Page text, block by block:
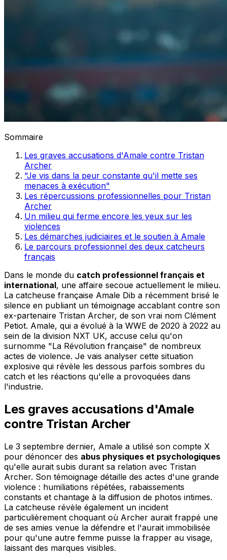
Sommaire
Les graves accusations d'Amale contre Tristan
Archer
"Je vis dans la peur constante qu'il mette ses
menaces à exécution"
Les répercussions professionnelles pour Tristan
Archer
Un milieu qui ferme encore les yeux sur les
violences
Les démarches judiciaires et le soutien à Amale
Le parcours professionnel des deux catcheurs
français
Dans le monde du catch professionnel français et
international, une affaire secoue actuellement le milieu.
La catcheuse française Amale Dib a récemment brisé le
silence en publiant un témoignage accablant contre son
ex-partenaire Tristan Archer, de son vrai nom Clément
Petiot. Amale, qui a évolué à la WWE de 2020 à 2022 au
sein de la division NXT UK, accuse celui qu'on
surnomme "La Révolution française" de nombreux
actes de violence. Je vais analyser cette situation
explosive qui révèle les dessous parfois sombres du
catch et les réactions qu'elle a provoquées dans
l'industrie.
Les graves accusations d'Amale
contre Tristan Archer
Le 3 septembre dernier, Amale a utilisé son compte X
pour dénoncer des abus physiques et psychologiques
qu'elle aurait subis durant sa relation avec Tristan
Archer. Son témoignage détaille des actes d'une grande
violence : humiliations répétées, rabaissements
constants et chantage à la diffusion de photos intimes.
La catcheuse révèle également un incident
particulièrement choquant où Archer aurait frappé une
de ses amies venue la défendre et l'aurait immobilisée
pour qu'une autre femme puisse la frapper au visage,
laissant des marques visibles.